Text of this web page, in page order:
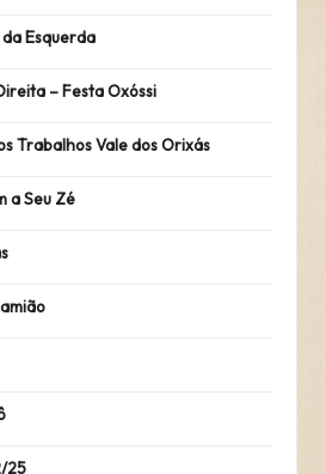
Esquerda
– Festa Oxóssi
Trabalhos Vale dos Orixás
a Seu Zé
25